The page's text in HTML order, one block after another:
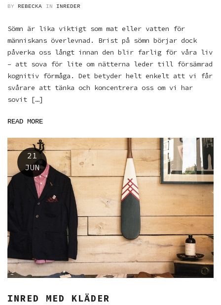
BY REBECKA IN INREDER
Sömn är lika viktigt som mat eller vatten för
människans överlevnad. Brist på sömn börjar dock
påverka oss långt innan den blir farlig för våra liv
– att sova för lite om nätterna leder till försämrad
kognitiv förmåga. Det betyder helt enkelt att vi får
svårare att tänka och koncentrera oss om vi har
sovit […]
READ MORE
21
JUN
INRED MED KLÄDER